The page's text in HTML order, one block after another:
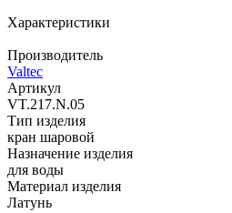
Характеристики
Производитель
Valtec
Артикул
VT.217.N.05
Тип изделия
кран шаровой
Назначение изделия
для воды
Материал изделия
Латунь